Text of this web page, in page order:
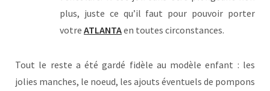
plus, juste ce qu’il faut pour pouvoir porter
votre ATLANTAen toutes circonstances.
Tout le reste a été gardé fidèle au modèle enfant : les
jolies manches, le noeud, les ajouts éventuels de pompons